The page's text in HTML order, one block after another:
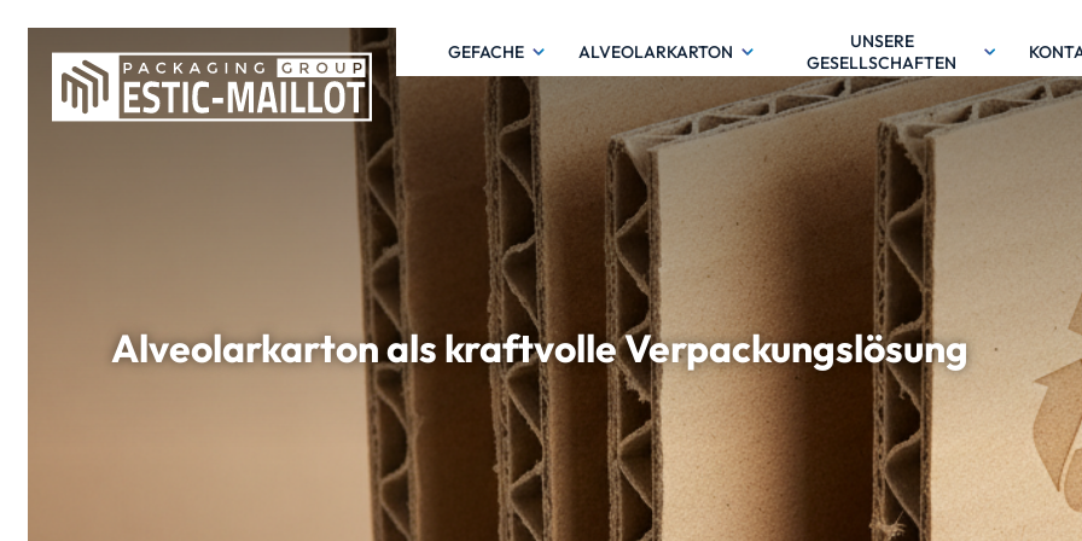
GEFACHE ALVEOLARKARTON
UNSERE
GESELLSCHAFTEN
Alveolarkarton als kraftvolle Verpackungslösung